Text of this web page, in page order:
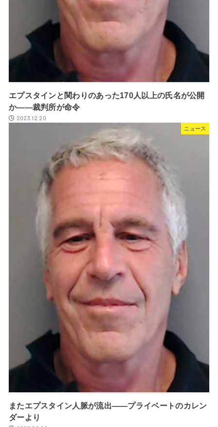
エプスタインと関わりのあった170人以上の氏名が公開
か――裁判所が命令
2023.12.20
ニュース
またエプスタイン人脈が流出――プライベートのカレン
ダーより